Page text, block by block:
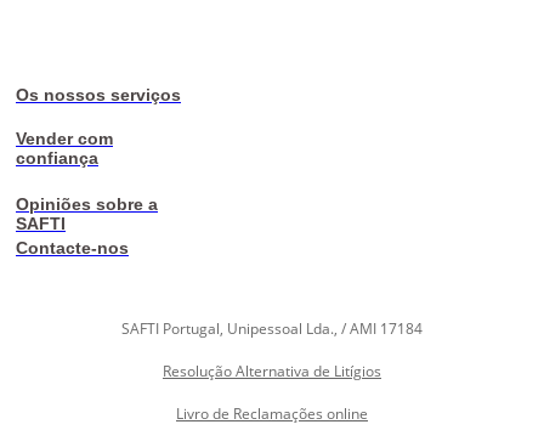
Os nossos serviços
Vender com
confiança
Opiniões sobre a
SAFTI
Contacte-nos
SAFTI Portugal, Unipessoal Lda., / AMI 17184
Resolução Alternativa de Litígios
Livro de Reclamações online